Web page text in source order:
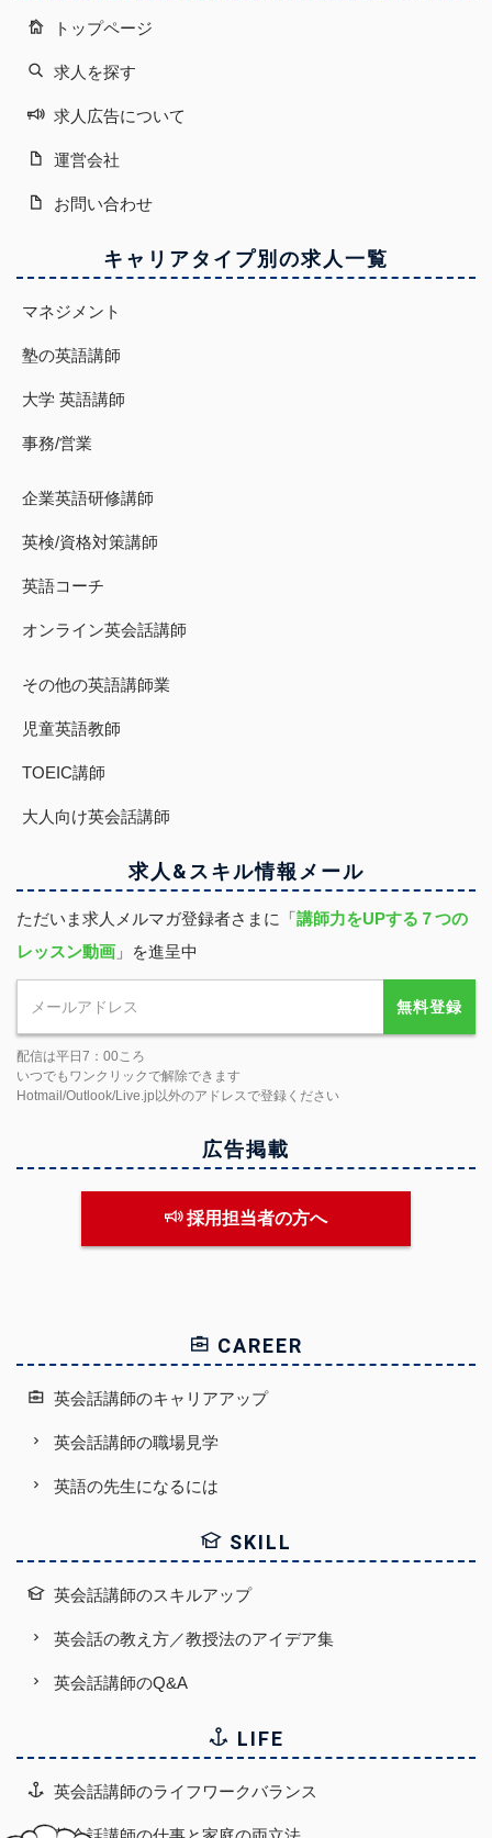
トップページ
求人を探す
求人広告について
運営会社
お問い合わせ
キャリアタイプ別の求人一覧
マネジメント
塾の英語講師
大学 英語講師
事務/営業
企業英語研修講師
英検/資格対策講師
英語コーチ
オンライン英会話講師
その他の英語講師業
児童英語教師
TOEIC講師
大人向け英会話講師
求人&スキル情報 メール
ただいま求人メルマガ登録者さまに「講師力をUPする７つの
レッスン動画 」を進呈中
無料登録
配信は平日7：00ころ
いつでもワンクリックで解除できます
Hotmail/Outlook/Live.jp以外のアドレスで登録ください
広告掲載
採用担当者の方へ
CAREER
英会話講師のキャリアアップ
英会話講師の職場見学
英語の先生になるには
SKILL
英会話講師のスキルアップ
英会話の教え方／教授法のアイデア集
英会話講師のQ&A
LIFE
英会話講師のライフワークバランス